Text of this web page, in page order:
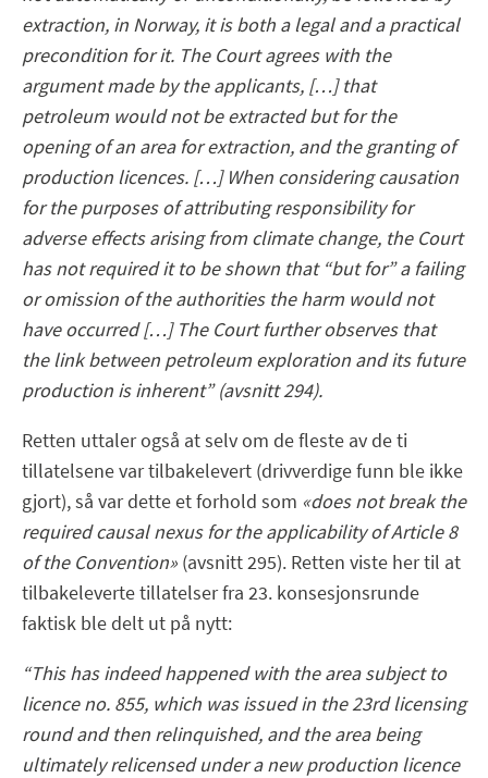
extraction, in Norway, it is both a legal and a practical
precondition for it. The Court agrees with the
argument made by the applicants, […] that
petroleum would not be extracted but for the
opening of an area for extraction, and the granting of
production licences. […] When considering causation
for the purposes of attributing responsibility for
adverse effects arising from climate change, the Court
has not required it to be shown that “but for” a failing
or omission of the authorities the harm would not
have occurred […] The Court further observes that
the link between petroleum exploration and its future
production is inherent” (avsnitt 294).
Retten uttaler også at selv om de fleste av de ti
tillatelsene var tilbakelevert (drivverdige funn ble ikke
gjort), så var dette et forhold som «does not break the
required causal nexus for the applicability of Article 8
of the Convention» (avsnitt 295). Retten viste her til at
tilbakeleverte tillatelser fra 23. konsesjonsrunde
faktisk ble delt ut på nytt:
“This has indeed happened with the area subject to
licence no. 855, which was issued in the 23rd licensing
round and then relinquished, and the area being
ultimately relicensed under a new production licence